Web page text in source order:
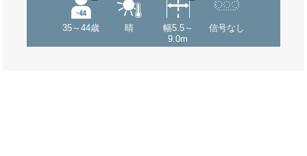
35～44歳 晴
幅5.5～
9.0m
信号なし